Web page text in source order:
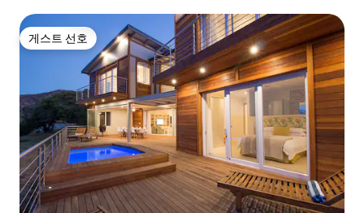
게스트 선호
게스트 선호